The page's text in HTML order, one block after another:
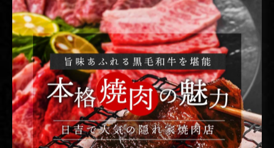
⋆˗˗˗˗˗˗˗˗˗˗⋆˗˗˗˗˗˗˗˗˗˗⋆˗˗˗˗˗˗˗˗˗˗⋆˗˗˗˗˗˗˗˗˗˗⋆˗˗˗˗˗˗˗˗˗˗⋆
#すき焼き #焼肉煉 #精肉販売 #焼肉弁当 #ひとり焼肉 日
吉焼肉 日吉グルメ 日吉ディナー 東横線グルメ 東横線焼
肉 東横線